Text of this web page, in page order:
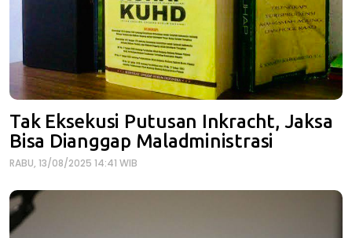
Tak Eksekusi Putusan Inkracht, Jaksa
Bisa Dianggap Maladministrasi
RABU, 13/08/2025 14:41 WIB